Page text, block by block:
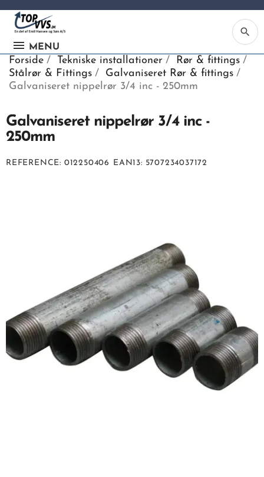
MENU
search
Forside Tekniske installationer
Rør & fittings
Stålrør & Fittings
Galvaniseret Rør & fittings
Galvaniseret nippelrør 3/4 inc - 250mm
Galvaniseret nippelrør 3/4 inc -
250mm
REFERENCE 012250406 EAN13 5707234037172